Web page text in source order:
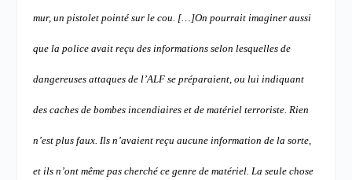
mur, un pistolet pointé sur le cou. […]On pourrait imaginer aussi
que la police avait reçu des informations selon lesquelles de
dangereuses attaques de l’ALF se préparaient, ou lui indiquant
des caches de bombes incendiaires et de matériel terroriste. Rien
n’est plus faux. Ils n’avaient reçu aucune information de la sorte,
et ils n’ont même pas cherché ce genre de matériel. La seule chose